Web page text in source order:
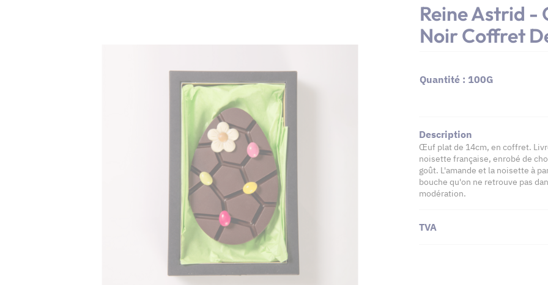
Reine Astrid -
Noir Coffret
Quantité : 100G
Description
Œuf plat de 14cm, en coffret.
noisette française, enrobé de
goût. L'amande et la noisette à
bouche qu'on ne retrouve pas
modération.
TVA